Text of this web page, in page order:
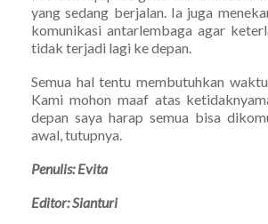
yang sedang berjalan. Ia juga
komunikasi antarlembaga agar
tidak terjadi lagi ke depan.
Semua hal tentu membutuhkan
Kami mohon maaf atas
depan saya harap semua bisa
awal, tutupnya.
Penulis: Evita
Editor: Sianturi